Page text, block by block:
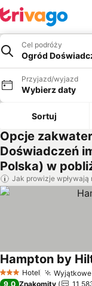
Cel podróży
Ogród
Przyjazd/wyjazd
Wybierz daty
Sortuj
Opcje
Doświadczeń
Polska) w
Jak prowizje
3 Kategoria
Hotel Wyjątkowe
Hampton by
9,0 Znakomity 11